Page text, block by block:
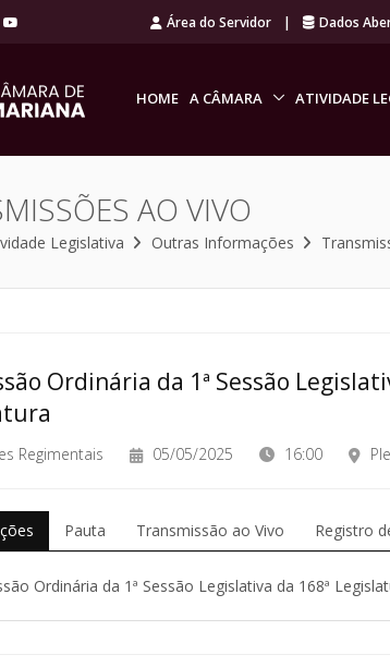
Área do Servidor | Dados
HOME A CÂMARA ATIVIDADE
AO VIVO
Legislativa Outras Informações
Ordinária da 1ª Sessão
Regimentais 05/05/2025 16:00
Pauta Transmissão ao Vivo Registro
Ordinária da 1ª Sessão Legislativa da 168ª